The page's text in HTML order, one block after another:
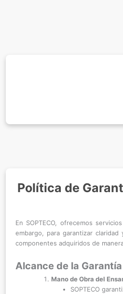
Política de
En SOPTECO, ofrecemos
embargo, para garantizar
componentes adquiridos de
Alcance de la Garantía
Mano de Obra del
SOPTECO